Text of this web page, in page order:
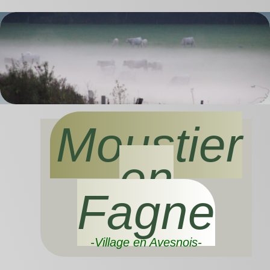
Moustier
en
Fagne
-Village en Avesnois-